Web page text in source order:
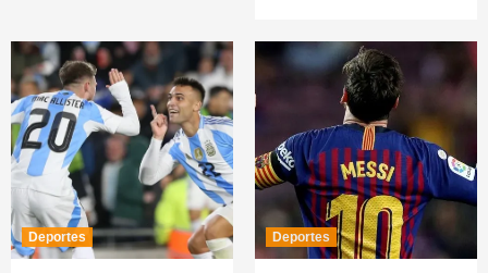
Deportes Deportes